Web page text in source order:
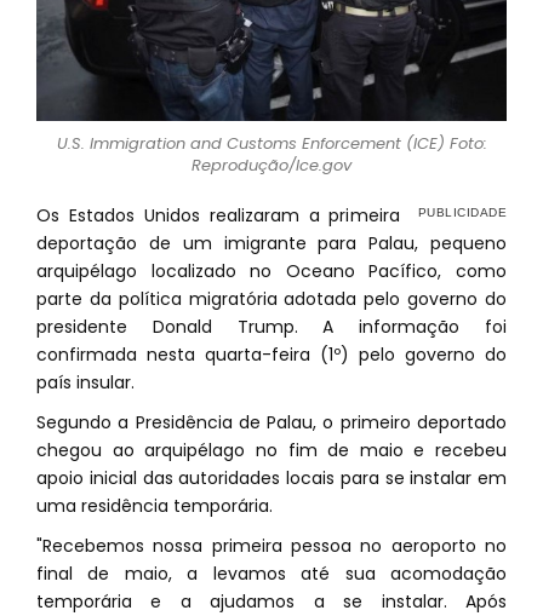
U.S. Immigration and Customs Enforcement (ICE) Foto:
Reprodução/Ice.gov
Os Estados Unidos realizaram a primeira
deportação de um imigrante para Palau, pequeno
arquipélago localizado no Oceano Pacífico, como
parte da política migratória adotada pelo governo do
presidente Donald Trump. A informação foi
confirmada nesta quarta-feira (1º) pelo governo do
país insular.
Segundo a Presidência de Palau, o primeiro deportado
chegou ao arquipélago no fim de maio e recebeu
apoio inicial das autoridades locais para se instalar em
uma residência temporária.
"Recebemos nossa primeira pessoa no aeroporto no
final de maio, a levamos até sua acomodação
temporária e a ajudamos a se instalar. Após